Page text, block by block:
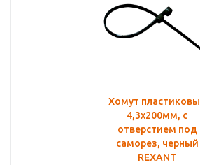
Хомут
4,3x200мм, с
отверстием под
саморез, черный
REXANT